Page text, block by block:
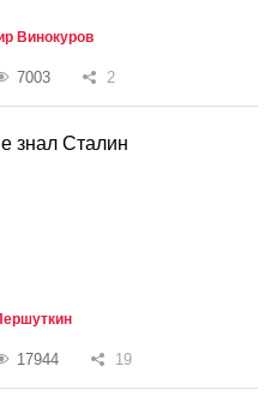
Винокуров
7003 2
знал Сталин
17944 19